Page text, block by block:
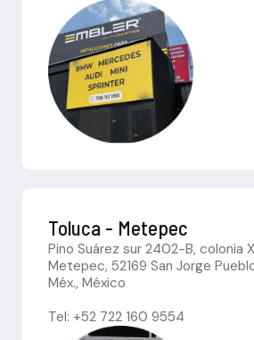
Toluca - Metepec
Pino Suárez sur 2402-B, colonia
Metepec, 52169 San Jorge
Méx., México
Tel: +52 722 160 9554